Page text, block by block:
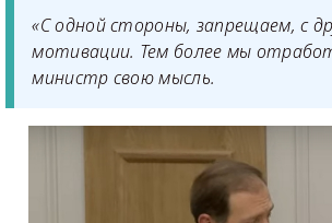
«С одной стороны, запрещаем, с
мотивации. Тем более мы
министр свою мысль.